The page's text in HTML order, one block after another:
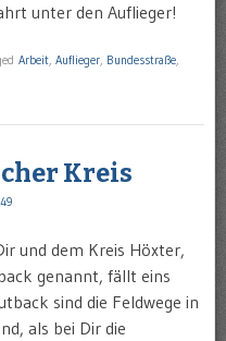
unter den Auflieger!
Arbeit, Auflieger, Bundesstraße,
Kreis
und dem Kreis Höxter,
genannt, fällt eins
sind die Feldwege in
als bei Dir die